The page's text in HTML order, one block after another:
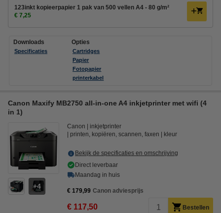
123inkt kopieerpapier 1 pak van 500 vellen A4 - 80 g/m²
€ 7,25
Downloads
Specificaties
Opties
Cartridges
Papier
Fotopapier
printerkabel
Canon Maxify MB2750 all-in-one A4 inkjetprinter met wifi (4
in 1)
4
Canon
inkjetprinter
printen, kopiëren, scannen, faxen
kleur
Bekijk de specificaties en omschrijving
Direct leverbaar
Maandag in huis
€ 179,99 Canon adviesprijs
€ 117,50 Bestellen